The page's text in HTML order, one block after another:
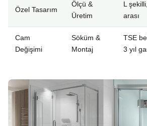
Özel Tasarım
Ölçü &
Üretim
L
arası
Cam
Değişimi
Söküm &
Montaj
TSE
3 yıl